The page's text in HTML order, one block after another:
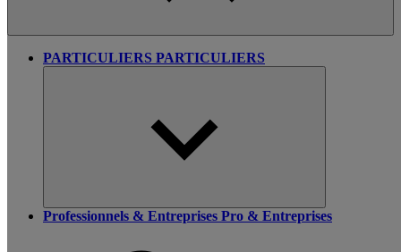
PARTICULIERS PARTICULIERS
Professionnels & Entreprises Pro & Entreprises